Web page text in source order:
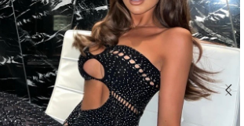
הַמְּסַיַּעַת
לִנְגִישׁוּת
הָאֲתָר.
לִפְתִיחַת
תַּפְרִיט
הֵנְּגִישׁוּת
לְחַץ